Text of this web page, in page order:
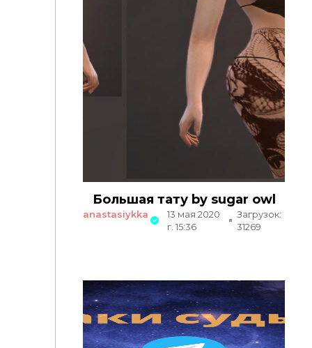
Большая тату by sugar owl
anastasiykka
13 мая 2020
г. 15:36
Загрузок:
31269